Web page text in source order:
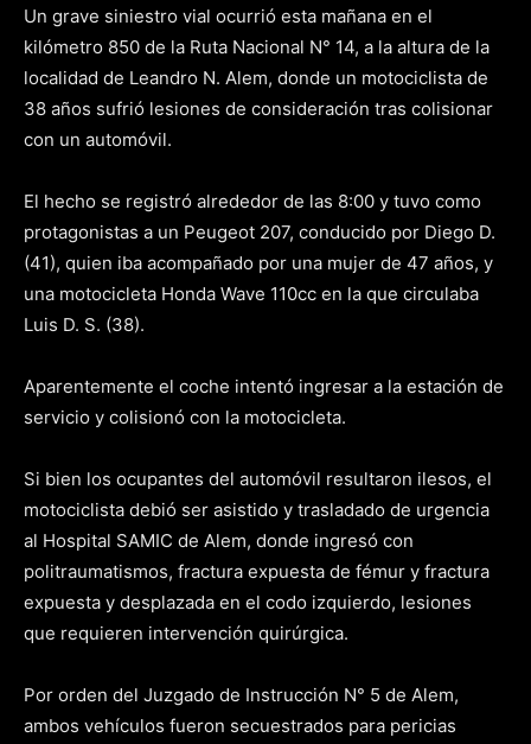
Un grave siniestro vial ocurrió esta mañana en el
kilómetro 850 de la Ruta Nacional N° 14, a la altura de la
localidad de Leandro N. Alem, donde un motociclista de
38 años sufrió lesiones de consideración tras colisionar
con un automóvil.
El hecho se registró alrededor de las 8:00 y tuvo como
protagonistas a un Peugeot 207, conducido por Diego D.
(41), quien iba acompañado por una mujer de 47 años, y
una motocicleta Honda Wave 110cc en la que circulaba
Luis D. S. (38).
Aparentemente el coche intentó ingresar a la estación de
servicio y colisionó con la motocicleta.
Si bien los ocupantes del automóvil resultaron ilesos, el
motociclista debió ser asistido y trasladado de urgencia
al Hospital SAMIC de Alem, donde ingresó con
politraumatismos, fractura expuesta de fémur y fractura
expuesta y desplazada en el codo izquierdo, lesiones
que requieren intervención quirúrgica.
Por orden del Juzgado de Instrucción N° 5 de Alem,
ambos vehículos fueron secuestrados para pericias